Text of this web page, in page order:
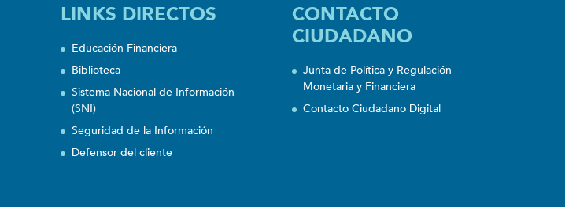
LINKS DIRECTOS
Educación Financiera
Biblioteca
Sistema Nacional de Información
(SNI)
Seguridad de la Información
Defensor del cliente
CONTACTO
CIUDADANO
Junta de Política y Regulación
Monetaria y Financiera
Contacto Ciudadano Digital